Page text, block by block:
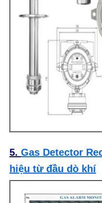
5. Gas Detector
hiệu từ đầu dò khí